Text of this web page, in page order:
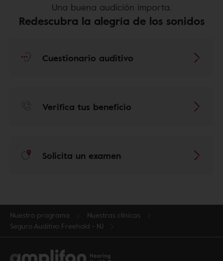
Una buena audición importa.
Redescubra la alegría de los sonidos
Cuestionario auditivo
Verifica tus beneficio
Solicita un examen
Nuestro programa
Nuestras clínicas
Seguro Auditivo Freehold - NJ